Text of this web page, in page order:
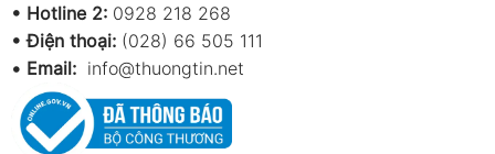
• Hotline 2: 0928 218 268
• Điện thoại: (028) 66 505 111
• Email: info@thuongtin.net